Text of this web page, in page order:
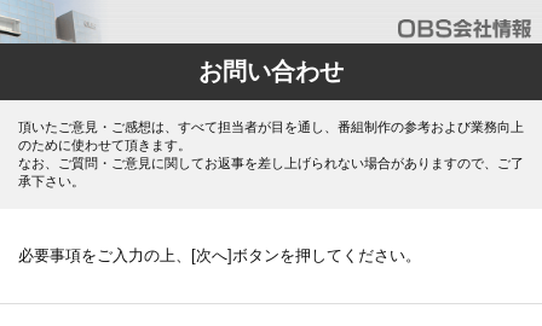
お問い合わせ
頂いたご意見・ご感想は、すべて担当者が目を通し、番組制作の参考および業務向上
のために使わせて頂きます。
なお、ご質問・ご意見に関してお返事を差し上げられない場合がありますので、ご了
承下さい。
必要事項をご入力の上、[次へ]ボタンを押してください。